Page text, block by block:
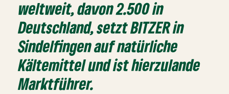
weltweit, davon 2.500 in
Deutschland, setzt BITZER in
Sindelfingen auf natürliche
Kältemittel und ist hierzulande
Marktführer.